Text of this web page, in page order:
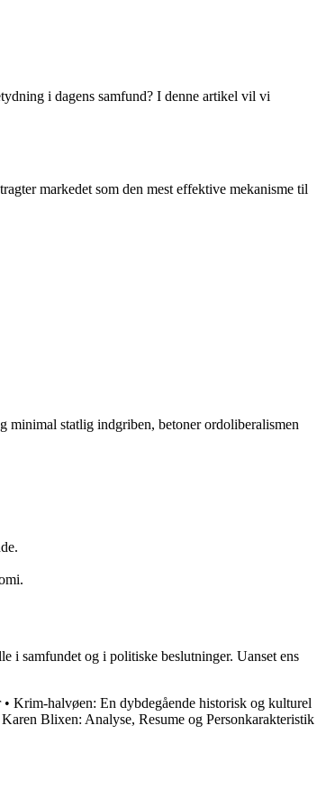
i dagens samfund? I denne artikel vil vi
markedet som den mest effektive mekanisme til
minimal statlig indgriben, betoner ordoliberalismen
i samfundet og i politiske beslutninger. Uanset ens
• Krim-halvøen: En dybdegående historisk og kulturel
Blixen: Analyse, Resume og Personkarakteristik